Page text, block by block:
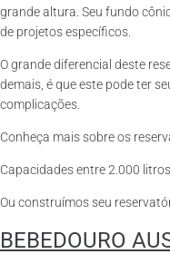
grande altura. Seu fundo
de projetos específicos.
O grande diferencial deste
demais, é que este pode ter
complicações.
Conheça mais sobre os
Capacidades entre 2.000
Ou construímos seu
BEBEDOURO